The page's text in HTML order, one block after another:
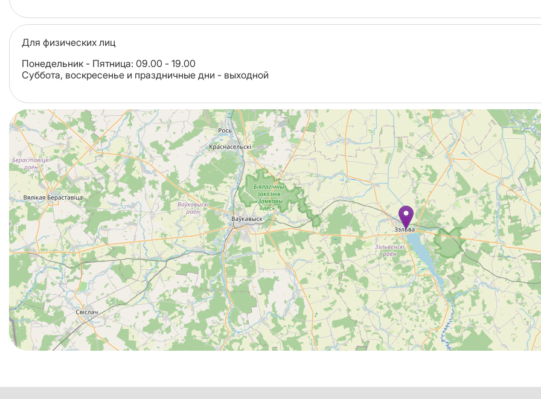
Для физических лиц
Понедельник - Пятница: 09.00 - 19.00
Суббота, воскресенье и праздничные дни - выходной